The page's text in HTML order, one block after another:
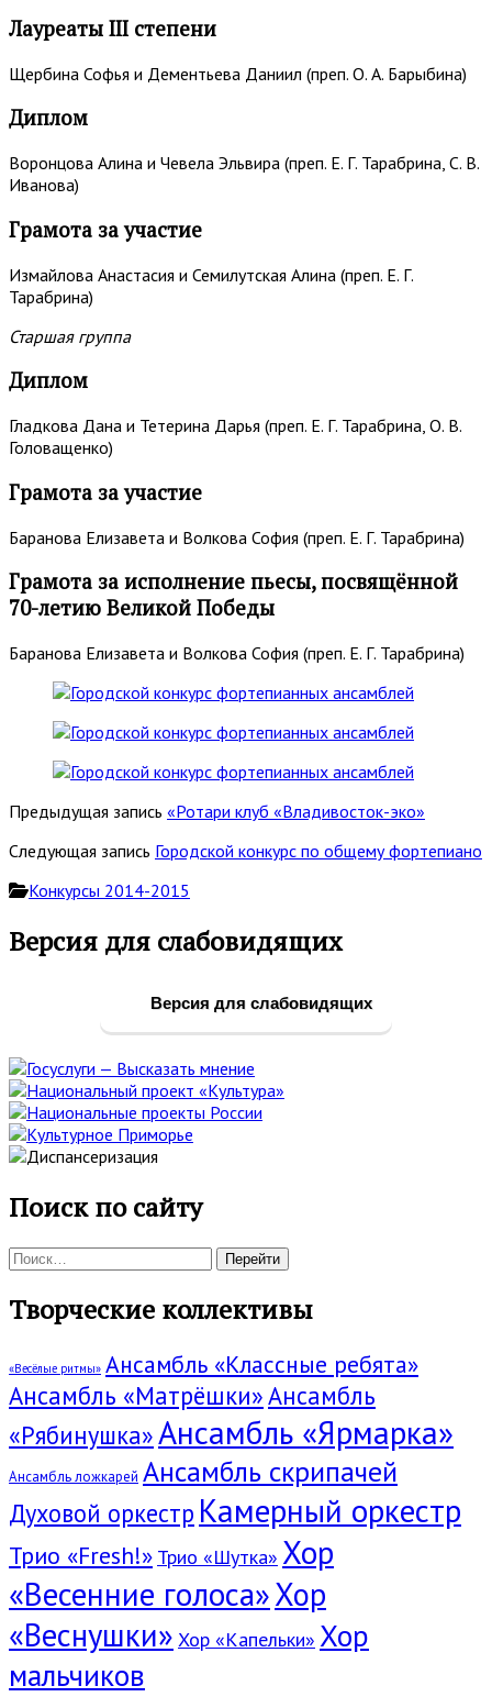
Лауреаты III степени
Щербина Софья и Дементьева Даниил (преп. О. А. Барыбина)
Диплом
Воронцова Алина и Чевела Эльвира (преп. Е. Г. Тарабрина, С. В.
Иванова)
Грамота за участие
Измайлова Анастасия и Семилутская Алина (преп. Е. Г.
Тарабрина)
Старшая группа
Диплом
Гладкова Дана и Тетерина Дарья (преп. Е. Г. Тарабрина, О. В.
Головащенко)
Грамота за участие
Баранова Елизавета и Волкова София (преп. Е. Г. Тарабрина)
Грамота за исполнение пьесы, посвящённой
70-летию Великой Победы
Баранова Елизавета и Волкова София (преп. Е. Г. Тарабрина)
Предыдущая запись «Ротари клуб «Владивосток-эко»
Следующая запись Городской конкурс по общему фортепиано
Конкурсы 2014-2015
Основная
Версия для слабовидящих
Версия для слабовидящих
Поиск по сайту
Поиск:
Творческие коллективы
«Весёлые ритмы» Ансамбль «Классные ребята»
Ансамбль «Матрёшки»Ансамбль
«Рябинушка»Ансамбль «Ярмарка»
Ансамбль ложкарей Ансамбль скрипачей
Духовой оркестр Камерный оркестр
Трио «Fresh!» Трио «Шутка» Хор
«Весенние голоса»Хор
«Веснушки» Хор «Капельки» Хор
мальчиков